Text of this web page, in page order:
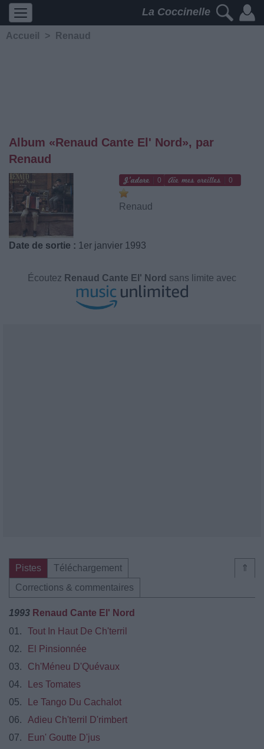
La Coccinelle
Accueil > Renaud
Album «Renaud Cante El' Nord», par
Renaud
0 0
Renaud
Date de sortie : 1er janvier 1993
Écoutez Renaud Cante El' Nord sans limite avec
⇑
Pistes
Téléchargement
Corrections & commentaires
1993 Renaud Cante El' Nord
01.
Tout In Haut De Ch'terril
02.
El Pinsionnée
03.
Ch'Méneu D'Quévaux
04.
Les Tomates
05.
Le Tango Du Cachalot
06.
Adieu Ch'terril D'rimbert
07.
Eun' Goutte D'jus